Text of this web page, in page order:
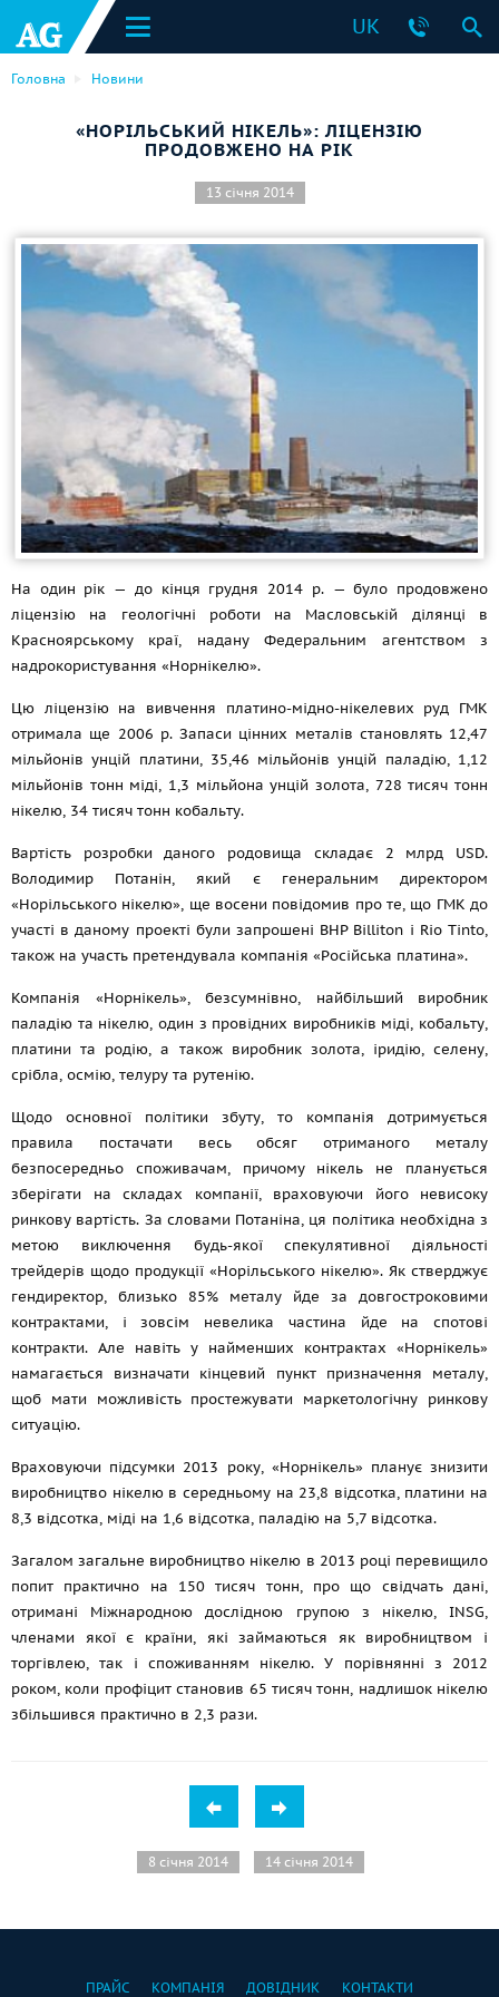
UK
Головна Новини
«НОРІЛЬСЬКИЙ НІКЕЛЬ»: ЛІЦЕНЗІЮ
ПРОДОВЖЕНО НА РІК
13 січня 2014
На один рік — до кінця грудня 2014 р. — було продовжено
ліцензію на геологічні роботи на Масловській ділянці в
Красноярському краї, надану Федеральним агентством з
надрокористування «Норнікелю».
Цю ліцензію на вивчення платино-мідно-нікелевих руд ГМК
отримала ще 2006 р. Запаси цінних металів становлять 12,47
мільйонів унцій платини, 35,46 мільйонів унцій паладію, 1,12
мільйонів тонн міді, 1,3 мільйона унцій золота, 728 тисяч тонн
нікелю, 34 тисяч тонн кобальту.
Вартість розробки даного родовища складає 2 млрд USD.
Володимир Потанін, який є генеральним директором
«Норільського нікелю», ще восени повідомив про те, що ГМК до
участі в даному проекті були запрошені BHP Billiton і Rio Tinto,
також на участь претендувала компанія «Російська платина».
Компанія «Норнікель», безсумнівно, найбільший виробник
паладію та нікелю, один з провідних виробників міді, кобальту,
платини та родію, а також виробник золота, іридію, селену,
срібла, осмію, телуру та рутенію.
Щодо основної політики збуту, то компанія дотримується
правила постачати весь обсяг отриманого металу
безпосередньо споживачам, причому нікель не планується
зберігати на складах компанії, враховуючи його невисоку
ринкову вартість. За словами Потаніна, ця політика необхідна з
метою виключення будь-якої спекулятивної діяльності
трейдерів щодо продукції «Норільського нікелю». Як стверджує
гендиректор, близько 85% металу йде за довгостроковими
контрактами, і зовсім невелика частина йде на спотові
контракти. Але навіть у найменших контрактах «Норнікель»
намагається визначати кінцевий пункт призначення металу,
щоб мати можливість простежувати маркетологічну ринкову
ситуацію.
Враховуючи підсумки 2013 року, «Норнікель» планує знизити
виробництво нікелю в середньому на 23,8 відсотка, платини на
8,3 відсотка, міді на 1,6 відсотка, паладію на 5,7 відсотка.
Загалом загальне виробництво нікелю в 2013 році перевищило
попит практично на 150 тисяч тонн, про що свідчать дані,
отримані Міжнародною дослідною групою з нікелю, INSG,
членами якої є країни, які займаються як виробництвом і
торгівлею, так і споживанням нікелю. У порівнянні з 2012
роком, коли профіцит становив 65 тисяч тонн, надлишок нікелю
збільшився практично в 2,3 рази.
8 січня 2014 14 січня 2014
ПРАЙС КОМПАНІЯ ДОВІДНИК КОНТАКТИ